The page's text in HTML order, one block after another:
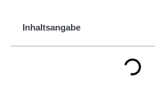
Inhaltsangabe